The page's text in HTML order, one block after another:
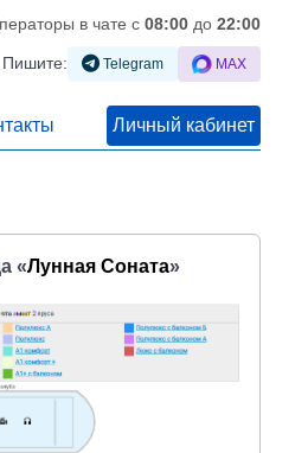
в чате c 08:00до 22:00
Пишите: Telegram MAX
Личный кабинет
«Лунная Соната»